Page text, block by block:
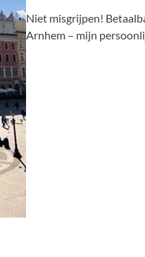
Niet misgrijpen!
Arnhem – mijn